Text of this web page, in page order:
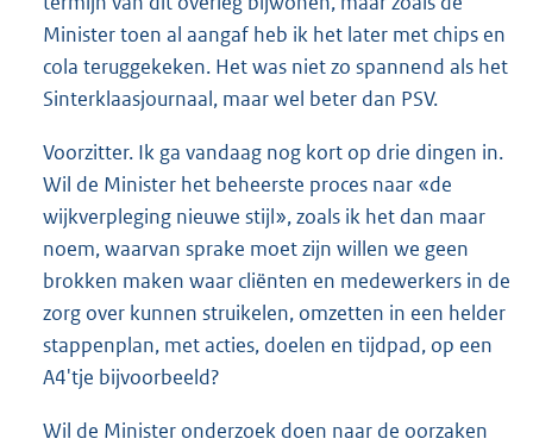
Minister toen al aangaf heb ik het later met chips en
cola teruggekeken. Het was niet zo spannend als het
Sinterklaasjournaal, maar wel beter dan PSV.
Voorzitter. Ik ga vandaag nog kort op drie dingen in.
Wil de Minister het beheerste proces naar «de
wijkverpleging nieuwe stijl», zoals ik het dan maar
noem, waarvan sprake moet zijn willen we geen
brokken maken waar cliënten en medewerkers in de
zorg over kunnen struikelen, omzetten in een helder
stappenplan, met acties, doelen en tijdpad, op een
A4'tje bijvoorbeeld?
Wil de Minister onderzoek doen naar de oorzaken